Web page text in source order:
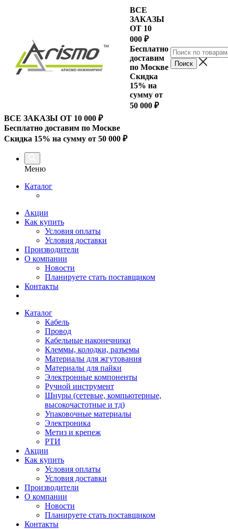
ВСЕ
ЗАКАЗЫ
ОТ 10
000 ₽
Бесплатно
доставим
по Москве
Скидка
15% на
сумму от
50 000 ₽
ВСЕ ЗАКАЗЫ ОТ 10 000 ₽
Бесплатно доставим по Москве
Скидка 15% на сумму от 50 000 ₽
Меню
Каталог
Акции
Как купить
Условия оплаты
Условия доставки
Производители
О компании
Новости
Планируете стать поставщиком
Контакты
Каталог
Кабель
Провод
Кабельные наконечники
Клеммы, колодки, разъемы
Материалы для жгутования
Материалы для пайки
Электронные компоненты
Ручной инструмент
Шнуры (сетевые, компьютерные,
высокочастотные и тд)
Упаковочные материалы
Электроника
Метиз и крепеж
РТИ
Акции
Как купить
Условия оплаты
Условия доставки
Производители
О компании
Новости
Планируете стать поставщиком
Контакты